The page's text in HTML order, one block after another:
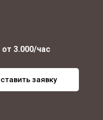
от 3.000/час
заявку